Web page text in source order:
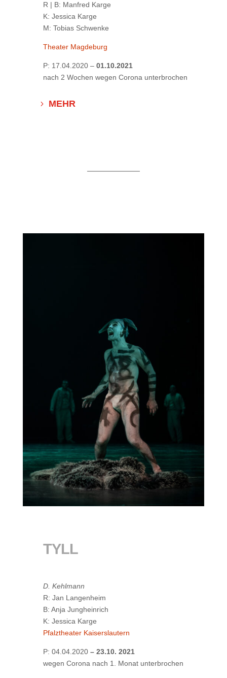
R | B: Manfred Karge
K: Jessica Karge
M: Tobias Schwenke
Theater Magdeburg
P: 17.04.2020 – 01.10.2021
nach 2 Wochen wegen Corona unterbrochen
MEHR
TYLL
D. Kehlmann
R: Jan Langenheim
B: Anja Jungheinrich
K: Jessica Karge
Pfalztheater Kaiserslautern
P: 04.04.2020– 23.10. 2021
wegen Corona nach 1. Monat unterbrochen